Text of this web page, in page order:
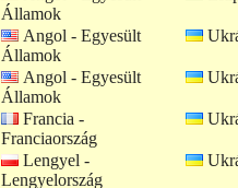
Államok
Angol - Egyesült
Államok
Angol - Egyesült
Államok
Francia -
Franciaország
Lengyel -
Lengyelország